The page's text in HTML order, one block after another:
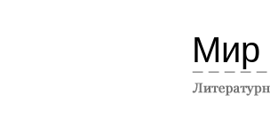
Мир